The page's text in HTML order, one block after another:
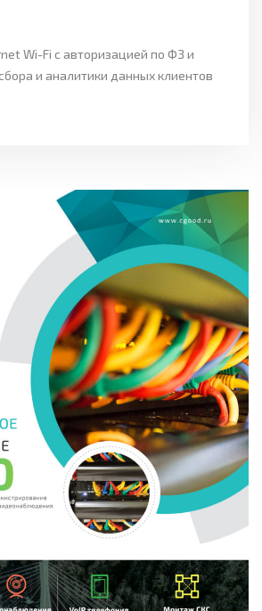
Wi-Fi с авторизацией по ФЗ и
и аналитики данных клиентов